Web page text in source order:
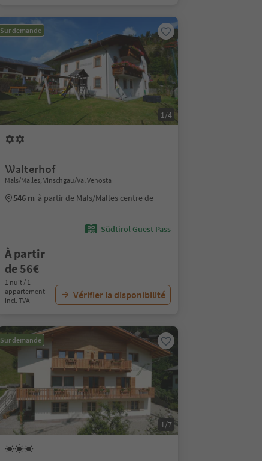
Sur demande
1/4
Walterhof
Mals/Malles, Vinschgau/Val Venosta
546 m à partir de Mals/Malles centre de
Südtirol Guest Pass
À partir
de 56€
1 nuit / 1
appartement
incl. TVA
Vérifier la disponibilité
Sur demande
1/7